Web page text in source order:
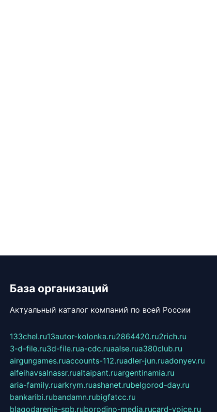
База организаций
Актуальный каталог компаний по всей России
133chel.ru13autor-kolonka.ru2864420.ru2rich.ru
3-d-file.ru3d-file.rua-cdc.ruaalse.rua380club.ru
airgungames.ruaccounts-112.ruadler-jun.ruadonyev.ru
alfeihavsalnassr.rualtaipant.ruargentinamia.ru
aria-family.ruarkrym.ruashanet.rubelgorod-day.ru
bankaribi.rubandamn.rubigfatcc.ru
blagodarenie-spb.ruborodino-media.rucard-voice.ru